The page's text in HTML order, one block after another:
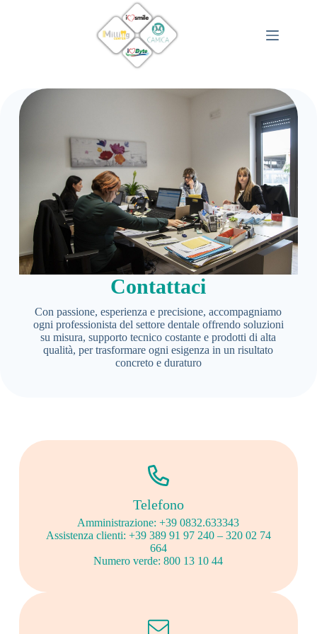
Contattaci
Con passione, esperienza e precisione, accompagniamo
ogni professionista del settore dentale offrendo soluzioni
su misura, supporto tecnico costante e prodotti di alta
qualità, per trasformare ogni esigenza in un risultato
concreto e duraturo
Telefono
Amministrazione: +39 0832.633343
Assistenza clienti: +39 389 91 97 240 – 320 02 74
664
Numero verde: 800 13 10 44